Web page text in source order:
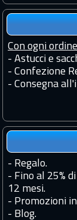
Con ogni ordine
- Astucci e
- Confezione
- Consegna
- Regalo.
- Fino al 25%
12 mesi.
- Promozioni
- Blog.